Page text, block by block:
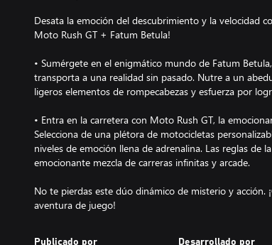
Desata la emoción del descubrimiento y la velocidad
Moto Rush GT + Fatum Betula!
• Sumérgete en el enigmático mundo de Fatum
transporta a una realidad sin pasado. Nutre a un
ligeros elementos de rompecabezas y esfuerza por
• Entra en la carretera con Moto Rush GT, la
Selecciona de una plétora de motocicletas
niveles de emoción llena de adrenalina. Las reglas de
emocionante mezcla de carreras infinitas y arcade.
No te pierdas este dúo dinámico de misterio y acción.
aventura de juego!
Publicado por Desarrollado por